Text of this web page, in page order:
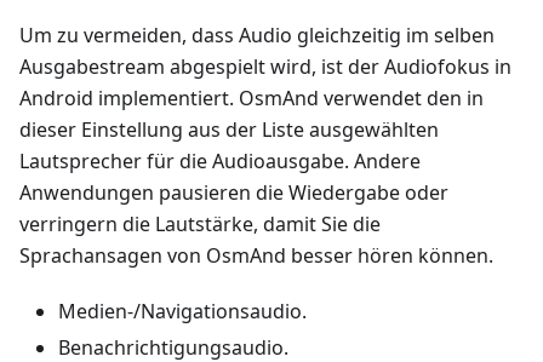
Um zu vermeiden, dass Audio gleichzeitig im selben
Ausgabestream abgespielt wird, ist der Audiofokus in
Android implementiert. OsmAnd verwendet den in
dieser Einstellung aus der Liste ausgewählten
Lautsprecher für die Audioausgabe. Andere
Anwendungen pausieren die Wiedergabe oder
verringern die Lautstärke, damit Sie die
Sprachansagen von OsmAnd besser hören können.
Medien-/Navigationsaudio.
Benachrichtigungsaudio.